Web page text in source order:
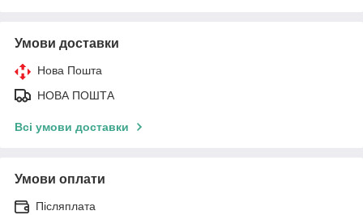
Умови доставки
Нова Пошта
НОВА ПОШТА
Всі умови доставки
Умови оплати
Післяплата